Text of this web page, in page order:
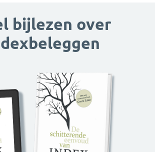
bijlezen over